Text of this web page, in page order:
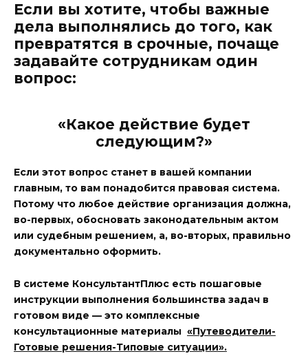
Если вы хотите, чтобы важные
дела выполнялись до того, как
превратятся в срочные, почаще
задавайте сотрудникам один
вопрос:
«Какое действие будет
следующим?»
Если этот вопрос станет в вашей компании
главным, то вам понадобится правовая система.
Потому что любое действие организация должна,
во-первых, обосновать законодательным актом
или судебным решением, а, во-вторых, правильно
документально оформить.
В системе КонсультантПлюс есть пошаговые
инструкции выполнения большинства задач в
готовом виде — это комплексные
консультационные материалы «Путеводители-
Готовые решения-Типовые ситуации».